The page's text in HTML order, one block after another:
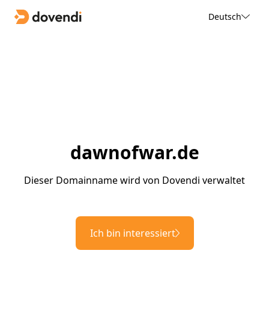
Deutsch
dawnofwar.de
Dieser Domainname wird von Dovendi verwaltet
Ich bin interessiert